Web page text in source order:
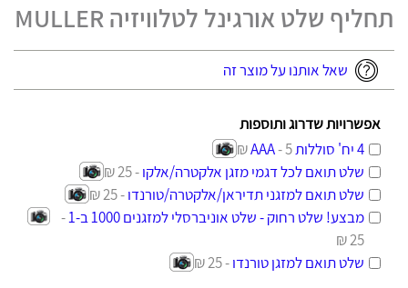
תחליף שלט אורגינל לטלוויזיה MULLER
שאל אותנו על מוצר זה
אפשרויות שדרוג ותוספות
4 יח' סוללות AAA
- 5 ₪
שלט תואם לכל דגמי מזגן אלקטרה/אלקו- 25 ₪
שלט תואם למזגני תדיראן/אלקטרה/טורנדו- 25 ₪
מבצע! שלט רחוק - שלט אוניברסלי למזגנים 1000 ב-1
-
25 ₪
שלט תואם למזגן טורנדו- 25 ₪